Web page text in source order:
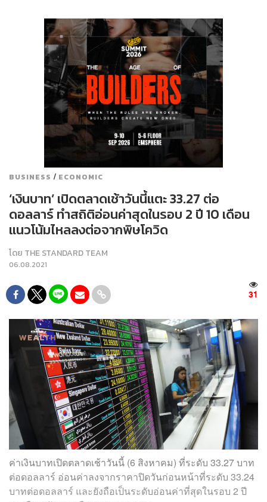
BUSINESS / ECONOMIC
‘เงินบาท’ เปิดตลาดเช้าวันนี้แตะ 33.27 ต่อ
ดอลลาร์ ทำสถิติอ่อนค่าสุดในรอบ 2 ปี 10 เดือน
แนวโน้มไหลลงต่อจากพิษโควิด
โดย THE STANDARD TEAM
06.08.2021
31
ค่าเงินบาทเปิดตลาดเช้าวันนี้ (6 สิงหาคม) ที่ระดับ 33.27 บาท
ต่อดอลลาร์ อ่อนค่าลงจากราคาปิดวันก่อนหน้าที่ระดับ 33.24
บาทต่อดอลลาร์ และยังถือเป็นระดับอ่อนค่าที่สุดในรอบ 2 ปี